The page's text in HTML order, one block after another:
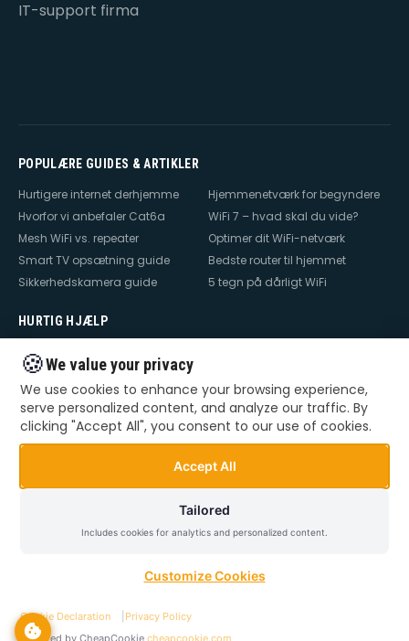
IT-support firma
POPULÆRE GUIDES & ARTIKLER
Hurtigere internet derhjemme
Hjemmenetværk for begyndere
Hvorfor vi anbefaler Cat6a
WiFi 7 – hvad skal du vide?
Mesh WiFi vs. repeater
Optimer dit WiFi-netværk
Smart TV opsætning guide
Bedste router til hjemmet
Sikkerhedskamera guide
5 tegn på dårligt WiFi
HURTIG HJÆLP
Hjælp til internet
Hjælp til TV
Hjælp til router
WiFi falder ud
TV der ikke virker
Dårlig WiFi
Mesh WiFi opsætning
Videoovervågning – privat &
Privatlivspolitik Handelsbetingelser
🍪We value your privacy
We use cookies to enhance your browsing experience,
serve personalized content, and analyze our traffic. By
clicking "Accept All", you consent to our use of cookies.
Accept All
Tailored
Includes cookies for analytics and personalized content.
Customize Cookies
Cookie Declaration
Privacy Policy
Powered by CheapCookiecheapcookie.com